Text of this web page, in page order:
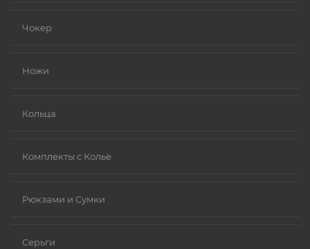
Чокер
Ножи
Кольца
Комплекты с Колье
Рюкзами и Сумки
Серьги